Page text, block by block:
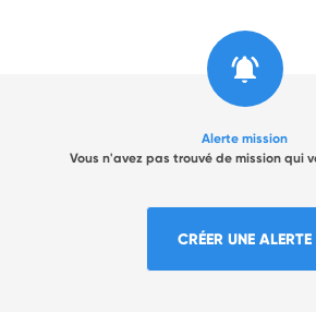
Alerte mission
Vous n'avez pas trouvé de mission qui
CRÉER UNE ALERTE